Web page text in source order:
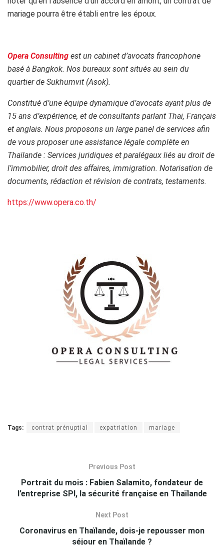
mariage pourra être établi entre les époux.
Opera Consulting est un cabinet d’avocats francophone
basé à Bangkok. Nos bureaux sont situés au sein du
quartier de Sukhumvit (Asok).
Constitué d’une équipe dynamique d’avocats ayant plus de
15 ans d’expérience, et de consultants parlant Thai, Français
et anglais. Nous proposons un large panel de services afin
de vous proposer une assistance légale complète en
Thaïlande : Services juridiques et paralégaux liés au droit de
l’immobilier, droit des affaires, immigration. Notarisation de
documents, rédaction et révision de contrats, testaments.
https://www.opera.co.th/
Tags: contrat prénuptial expatriation mariage
Previous Post
Portrait du mois : Fabien Salamito, fondateur de
l’entreprise SPI, la sécurité française en Thaïlande
Next Post
Coronavirus en Thaïlande, dois-je repousser mon
séjour en Thaïlande ?